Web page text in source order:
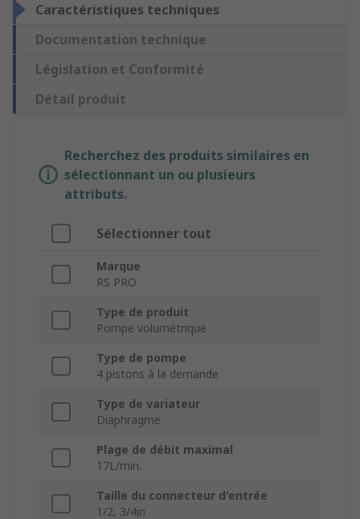
Caractéristiques techniques
Documentation technique
Législation et Conformité
Détail produit
Recherchez des produits similaires en
sélectionnant un ou plusieurs
attributs.
Sélectionner tout
Marque
RS PRO
Type de produit
Pompe volumétrique
Type de pompe
4 pistons à la demande
Type de variateur
Diaphragme
Plage de débit maximal
17L/min.
Taille du connecteur d'entrée
1/2, 3/4in